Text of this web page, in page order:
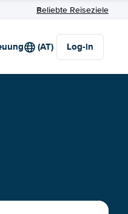
Beliebte Reiseziele
(AT) Log-in